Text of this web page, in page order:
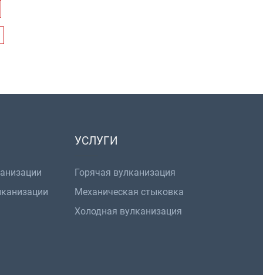
УСЛУГИ
Горячая вулканизация
Механическая стыковка
Холодная вулканизация